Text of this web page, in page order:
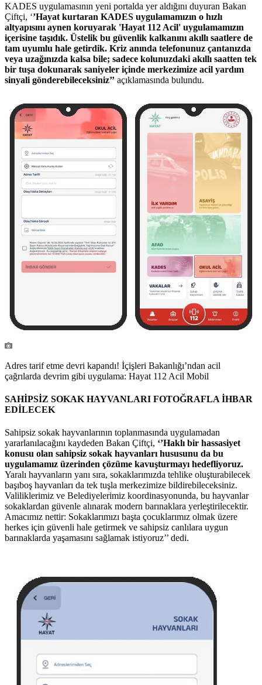
KADES uygulamasının yeni portalda yer aldığını duyuran Bakan
Çiftçi, ‘’Hayat kurtaran KADES uygulamamızın o hızlı
altyapısını aynen koruyarak 'Hayat 112 Acil' uygulamamızın
içerisine taşıdık. Üstelik bu güvenlik kalkanını akıllı saatlere de
tam uyumlu hale getirdik. Kriz anında telefonunuz çantanızda
veya uzağınızda kalsa bile; sadece kolunuzdaki akıllı saatten tek
bir tuşa dokunarak saniyeler içinde merkezimize acil yardım
sinyali gönderebileceksiniz’’ açıklamasında bulundu.
Adres tarif etme devri kapandı! İçişleri Bakanlığı’ndan acil
çağrılarda devrim gibi uygulama: Hayat 112 Acil Mobil
SAHİPSİZ SOKAK HAYVANLARI FOTOĞRAFLA İHBAR
EDİLECEK
Sahipsiz sokak hayvanlarının toplanmasında uygulamadan
yararlanılacağını kaydeden Bakan Çiftçi, ‘’Haklı bir hassasiyet
konusu olan sahipsiz sokak hayvanları hususunu da bu
uygulamamız üzerinden çözüme kavuşturmayı hedefliyoruz.
Yaralı hayvanların yanı sıra, sokaklarımızda tehlike oluşturabilecek
başıboş hayvanları da tek tuşla merkezimize bildirebileceksiniz.
Valiliklerimiz ve Belediyelerimiz koordinasyonunda, bu hayvanlar
sokaklardan güvenle alınarak modern barınaklara yerleştirilecektir.
Amacımız nettir: Sokaklarımızı başta çocuklarımız olmak üzere
herkes için güvenli hale getirmek ve sahipsiz canlılara uygun
barınaklarda yaşamasını sağlamak istiyoruz’’ dedi.